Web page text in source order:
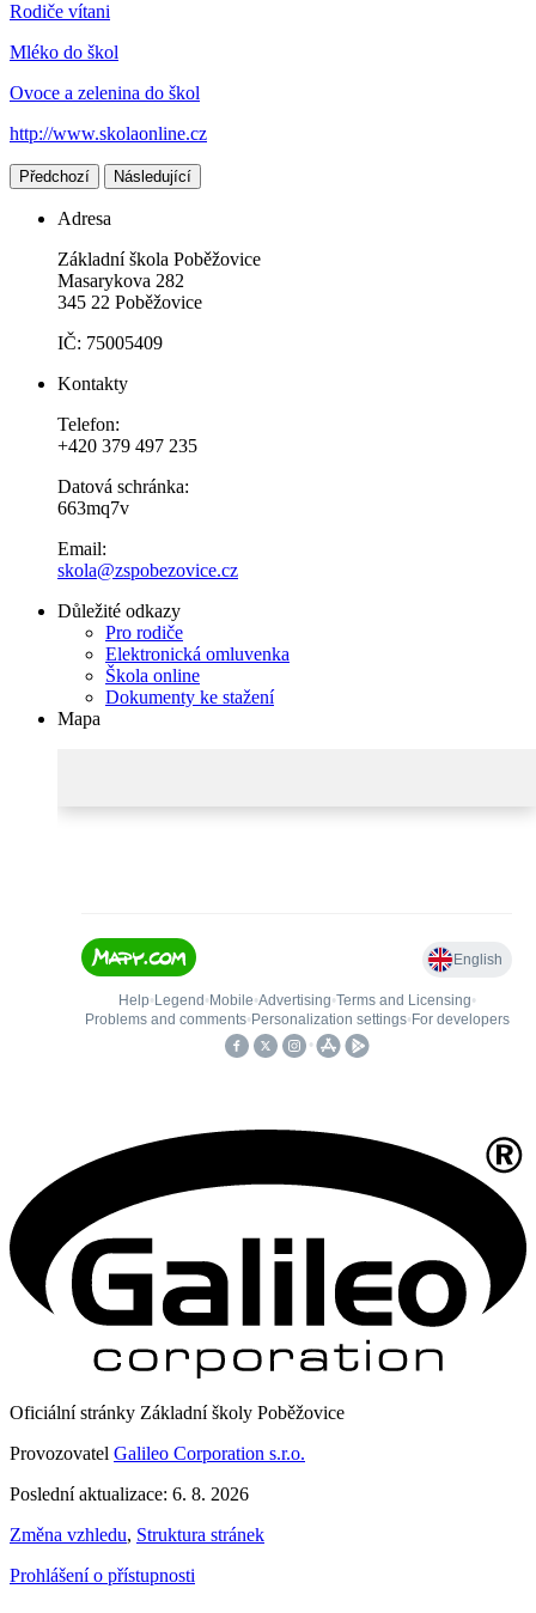
Rodiče vítani
Mléko do škol
Ovoce a zelenina do škol
http://www.skolaonline.cz
Předchozí Následující
Adresa
Základní škola Poběžovice
Masarykova 282
345 22 Poběžovice
IČ: 75005409
Kontakty
Telefon:
+420 379 497 235
Datová schránka:
663mq7v
Email:
skola@zspobezovice.cz
Důležité odkazy
Pro rodiče
Elektronická omluvenka
Škola online
Dokumenty ke stažení
Mapa
Oficiální stránky Základní školy Poběžovice
Provozovatel Galileo Corporation s.r.o.
Poslední aktualizace: 6. 8. 2026
Změna vzhledu, Struktura stránek
Prohlášení o přístupnosti